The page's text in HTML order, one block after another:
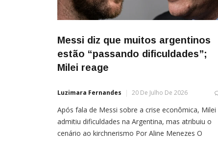
Messi diz que muitos argentinos
estão “passando dificuldades”;
Milei reage
Luzimara Fernandes 20 De Julho De 2026
Após fala de Messi sobre a crise econômica, Milei
admitiu dificuldades na Argentina, mas atribuiu o
cenário ao kirchnerismo Por Aline Menezes O